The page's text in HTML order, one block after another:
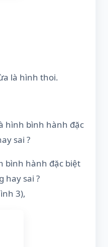
là hình thoi.
hình bình hành đặc
sai ?
bình hành đặc biệt
hay sai ?
3),